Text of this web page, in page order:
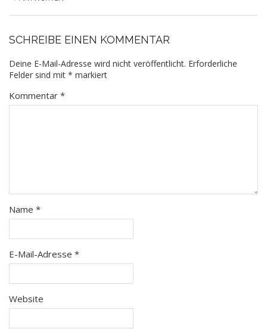
SCHREIBE EINEN KOMMENTAR
Deine E-Mail-Adresse wird nicht veröffentlicht. Erforderliche
Felder sind mit * markiert
Kommentar *
Name *
E-Mail-Adresse *
Website